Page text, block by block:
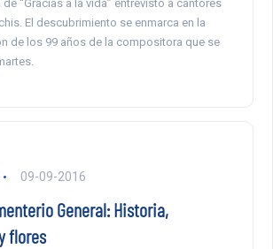
“Gracias a la vida” entrevistó a cantores
El descubrimiento se enmarca en la
de los 99 años de la compositora que se
09-09-2016
General: Historia,
flores